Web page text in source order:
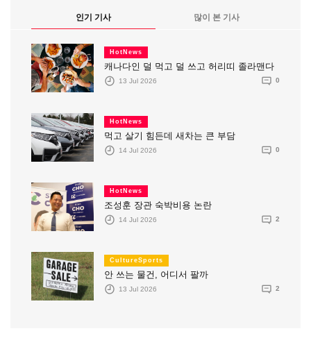
인기 기사 많이 본 기사
HotNews
캐나다인 덜 먹고 덜 쓰고 허리띠 졸라맨다
13 Jul 2026 0
HotNews
먹고 살기 힘든데 새차는 큰 부담
14 Jul 2026 0
HotNews
조성훈 장관 숙박비용 논란
14 Jul 2026 2
CultureSports
안 쓰는 물건, 어디서 팔까
13 Jul 2026 2